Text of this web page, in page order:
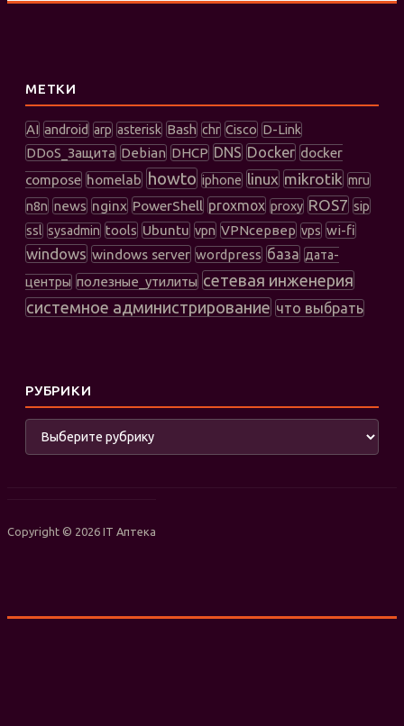
МЕТКИ
AI android arp asterisk Bash chr Cisco D-Link
DDoS_Защита Debian DHCP DNS Docker docker
compose homelab howto iphone linux mikrotik mru
n8n news nginx PowerShell proxmox proxy ROS7 sip
ssl sysadmin tools Ubuntu vpn VPNсервер vps wi-fi
windows windows server wordpress база дата-
центры полезные_утилиты сетевая инженерия
системное администрирование что выбрать
РУБРИКИ
Рубрики
Copyright © 2026 IT Аптека